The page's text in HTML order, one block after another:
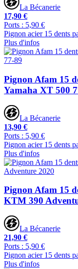
La Bécanerie
17,90 €
Ports : 5,90 €
Pignon acier 15 dents
Plus d'infos
Pignon Afam 15
Yamaha XT 500
La Bécanerie
13,90 €
Ports : 5,90 €
Pignon acier 15 dents
Plus d'infos
Pignon Afam 15
KTM 390
La Bécanerie
21,90 €
Ports : 5,90 €
Pignon acier 15 dents
Plus d'infos